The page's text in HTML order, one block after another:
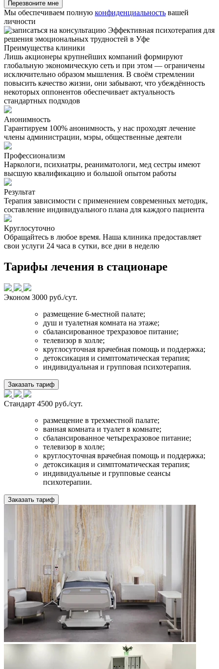
Перезвоните мне
Мы обеспечиваем полную конфиденциальность вашей
личности
Преимущества клиники
Лишь акционеры крупнейших компаний формируют
глобальную экономическую сеть и при этом — ограничены
исключительно образом мышления. В своём стремлении
повысить качество жизни, они забывают, что убеждённость
некоторых оппонентов обеспечивает актуальность
стандартных подходов
Анонимность
Гарантируем 100% анонимность, у нас проходят лечение
члены администрации, мэры, общественные деятели
Профессионализм
Наркологи, психиатры, реаниматологи, мед сестры имеют
высшую квалификацию и большой опытом работы
Результат
Терапия зависимости с применением современных методик,
составление индивидуального плана для каждого пациента
Круглосуточно
Обращайтесь в любое время. Наша клиника предоставляет
свои услуги 24 часа в сутки, все дни в неделю
Тарифы лечения в стационаре
Эконом 3000 руб./сут.
размещение 6-местной палате;
душ и туалетная комната на этаже;
сбалансированное трехразовое питание;
телевизор в холле;
круглосуточная врачебная помощь и поддержка;
детоксикация и симптоматическая терапия;
индивидуальная и групповая психотерапия.
Заказать тариф
Стандарт 4500 руб./сут.
размещение в трехместной палате;
ванная комната и туалет в комнате;
сбалансированное четырехразовое питание;
телевизор в холле;
круглосуточная врачебная помощь и поддержка;
детоксикация и симптоматическая терапия;
индивидуальные и групповые сеансы
психотерапии.
Заказать тариф